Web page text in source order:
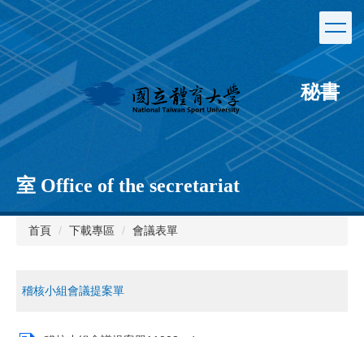
跳
到
主
要
內
容
區
秘書
室 Office of the secretariat
首頁 下載專區 會議表單
稽核小組會議提案單